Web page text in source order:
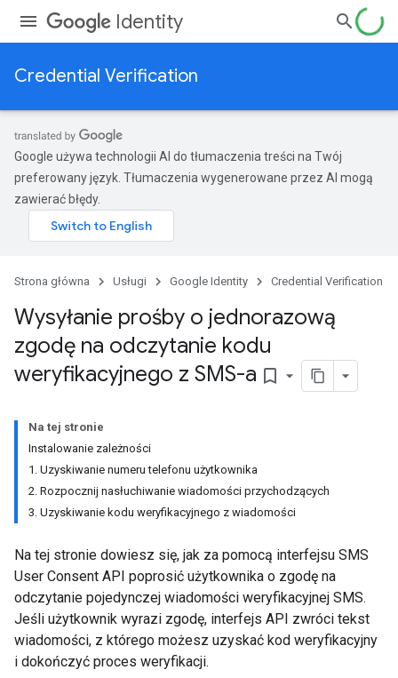
Identity
Credential Verification
Google używa technologii AI do tłumaczenia treści na Twój
preferowany język. Tłumaczenia wygenerowane przez AI mogą
zawierać błędy.
Strona główna Usługi Google Identity Credential Verification
Wysyłanie prośby o jednorazową
zgodę na odczytanie kodu
weryfikacyjnego z SMS-a bookmark_border
Na tej stronie
Instalowanie zależności
1. Uzyskiwanie numeru telefonu użytkownika
2. Rozpocznij nasłuchiwanie wiadomości przychodzących
3. Uzyskiwanie kodu weryfikacyjnego z wiadomości
Na tej stronie dowiesz się, jak za pomocą interfejsu SMS
User Consent API poprosić użytkownika o zgodę na
odczytanie pojedynczej wiadomości weryfikacyjnej SMS.
Jeśli użytkownik wyrazi zgodę, interfejs API zwróci tekst
wiadomości, z którego możesz uzyskać kod weryfikacyjny
i dokończyć proces weryfikacji.